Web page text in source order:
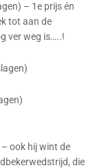
– 1e prijs én
tot aan de
ver weg is…..!
ook hij wint de
die